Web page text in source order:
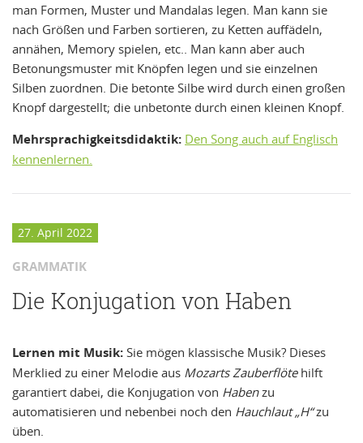
man Formen, Muster und Mandalas legen. Man kann sie
nach Größen und Farben sortieren, zu Ketten auffädeln,
annähen, Memory spielen, etc.. Man kann aber auch
Betonungsmuster mit Knöpfen legen und sie einzelnen
Silben zuordnen. Die betonte Silbe wird durch einen großen
Knopf dargestellt; die unbetonte durch einen kleinen Knopf.
Mehrsprachigkeitsdidaktik: Den Song auch auf Englisch
kennenlernen.
27. April 2022
GRAMMATIK
Die Konjugation von Haben
Lernen mit Musik: Sie mögen klassische Musik? Dieses
Merklied zu einer Melodie aus Mozarts Zauberflötehilft
garantiert dabei, die Konjugation von Habenzu
automatisieren und nebenbei noch den Hauchlaut „H“zu
üben.